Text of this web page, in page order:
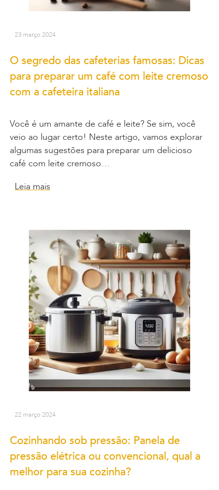
23 março 2024
O segredo das cafeterias famosas: Dicas
para preparar um café com leite cremoso
com a cafeteira italiana
Você é um amante de café e leite? Se sim, você
veio ao lugar certo! Neste artigo, vamos explorar
algumas sugestões para preparar um delicioso
café com leite cremoso…
Leia mais
22 março 2024
Cozinhando sob pressão: Panela de
pressão elétrica ou convencional, qual a
melhor para sua cozinha?